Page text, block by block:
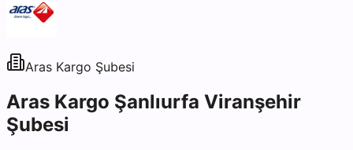
Aras Kargo Şubesi
Aras Kargo Şanlıurfa Viranşehir
Şubesi